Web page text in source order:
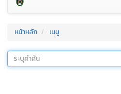
หน้าหลัก
เมนู